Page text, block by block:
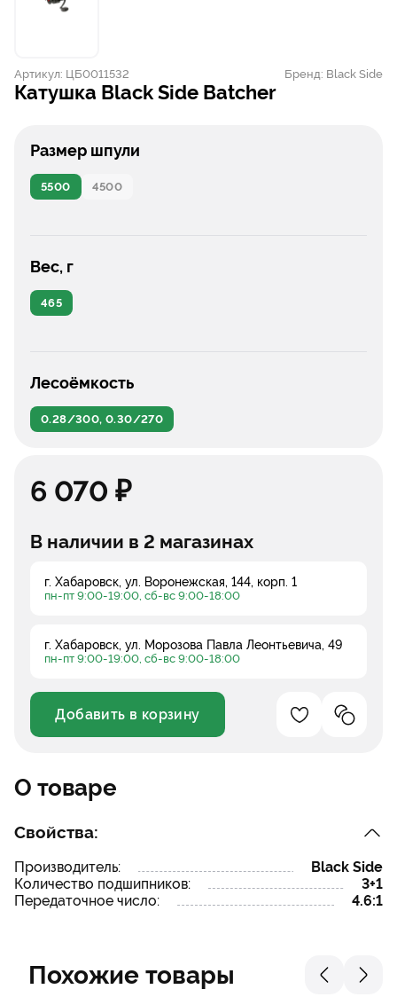
Артикул: ЦБ0011532 Бренд: Black Side
Катушка Black Side Batcher
Размер шпули
5500 4500
Вес, г
465
Лесоёмкость
0.28/300, 0.30/270
6 070 ₽
В наличии в 2 магазинах
г. Хабаровск, ул. Воронежская, 144, корп. 1
пн-пт 9:00-19:00, сб-вс 9:00-18:00
г. Хабаровск, ул. Морозова Павла Леонтьевича, 49
пн-пт 9:00-19:00, сб-вс 9:00-18:00
Добавить в корзину Добавление в
О товаре
Свойства:
Производитель:
Black Side
Количество подшипников:
3+1
Передаточное число:
4.6:1
Похожие товары